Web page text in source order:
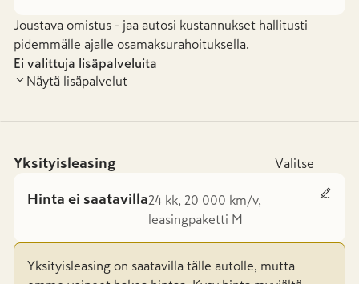
Joustava omistus - jaa autosi kustannukset hallitusti
pidemmälle ajalle osamaksurahoituksella.
Ei valittuja lisäpalveluita
Näytä lisäpalvelut
Yksityisleasing Valitse
Hinta ei saatavilla24 kk, 20 000 km/v,
leasingpaketti M
Yksityisleasing on saatavilla tälle autolle, mutta